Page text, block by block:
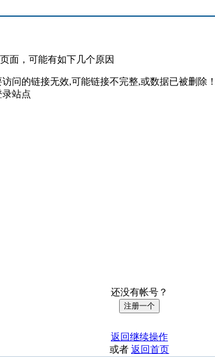
面，可能有如下几个原因
问的链接无效,可能链接不完整,或数据已被删除！
站点
还没有帐号？
注册一个
返回继续操作
或者 返回首页